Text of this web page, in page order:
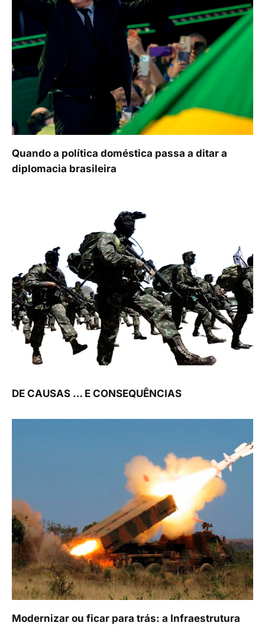
Quando a política doméstica passa a ditar a
diplomacia brasileira
DE CAUSAS … E CONSEQUÊNCIAS
Modernizar ou ficar para trás: a Infraestrutura